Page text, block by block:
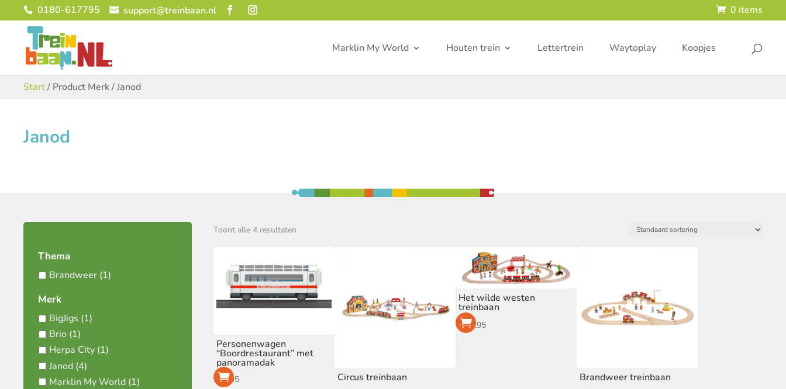
0180-617795 support@treinbaan.nl 0 items
Marklin My World Houten trein Lettertrein Waytoplay Koopjes
Start/ Product Merk / Janod
Janod
Thema
Brandweer (1)
Merk
BigJigs (1)
Brio (1)
Herpa City (1)
Janod (4)
Marklin My World (1)
Toont alle 4 resultaten
Personenwagen
“Boordrestaurant” met
panoramadak
€8,95 Circus treinbaan
Het wilde westen
treinbaan
€79,95
Brandweer treinbaan